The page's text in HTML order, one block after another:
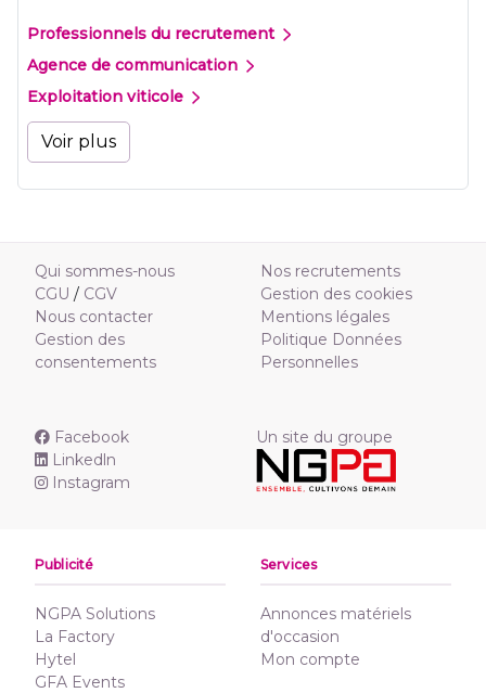
Professionnels du recrutement
Agence de communication
Exploitation viticole
Voir plus
Qui sommes-nous
CGU / CGV
Nous contacter
Gestion des
consentements
Nos recrutements
Gestion des cookies
Mentions légales
Politique Données
Personnelles
Facebook
Linkedln
Instagram
Un site du groupe
Publicité
NGPA Solutions
La Factory
Hytel
GFA Events
Services
Annonces matériels
d'occasion
Mon compte